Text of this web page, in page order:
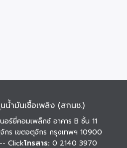
น้ำมันเชื้อเพลิง (สกนช.)
อร์ยี่คอมเพล็กซ์ อาคาร B ชั้น 11
กร เขตจตุจักร กรุงเทพฯ 10900
Clickโทรสาร: 0 2140 3970